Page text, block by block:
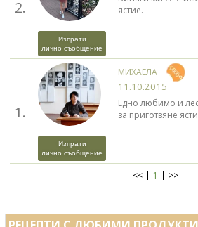
2.
Изпрати
лично съобщение
ястие.
1.
Изпрати
лично съобщение
МИХАЕЛА
11.10.2015
Едно любимо и
за приготвяне
<< 1 >>